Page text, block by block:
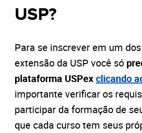
USP?
Para se inscrever em um
extensão da USP você só
plataforma USPexclicando
importante verificar os
participar da formação de
que cada curso tem seus